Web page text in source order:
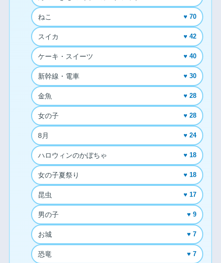
ねこ ♥ 70
スイカ ♥ 42
ケーキ・スイーツ ♥ 40
新幹線・電車 ♥ 30
金魚 ♥ 28
女の子 ♥ 28
8月 ♥ 24
ハロウィンのかぼちゃ ♥ 18
女の子夏祭り ♥ 18
昆虫 ♥ 17
男の子 ♥ 9
お城 ♥ 7
恐竜 ♥ 7